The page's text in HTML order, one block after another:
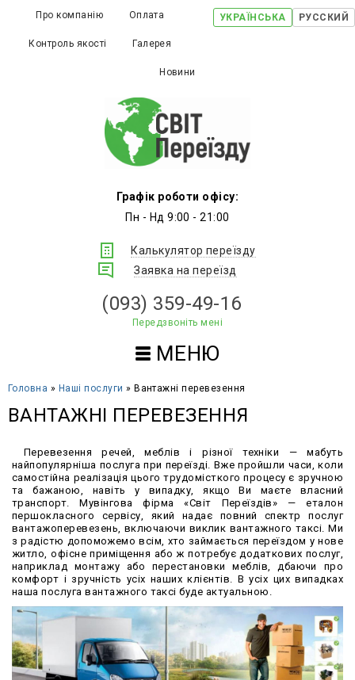
УКРАЇНСЬКА РУССКИЙ
Про компанію Оплата
Контроль якості Галерея
Новини
Графік роботи офісу:
Пн - Нд 9:00 - 21:00
Калькулятор переїзду
Заявка на переїзд
(093) 359-49-16
Передзвоніть мені
МЕНЮ
Головна » Наші послуги » Вантажні перевезення
ВАНТАЖНІ ПЕРЕВЕЗЕННЯ
Перевезення речей, меблів і різної техніки — мабуть
найпопулярніша послуга при переїзді. Вже пройшли часи, коли
самостійна реалізація цього трудомісткого процесу є зручною
та бажаною, навіть у випадку, якщо Ви маєте власний
транспорт. Мувінгова фірма «Світ Переїздів» — еталон
першокласного сервісу, який надає повний спектр послуг
вантажоперевезень, включаючи виклик вантажного таксі. Ми
з радістю допоможемо всім, хто займається переїздом у нове
житло, офісне приміщення або ж потребує додаткових послуг,
наприклад монтажу або перестановки меблів, дбаючи про
комфорт і зручність усіх наших клієнтів. В усіх цих випадках
наша послуга вантажного таксі буде актуальною.